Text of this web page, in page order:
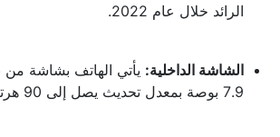
الرائد خلال عام 2022.
الشاشة الداخلية:
7.9 بوصة بمعدل تحديث يصل إلى 90 هرتز.